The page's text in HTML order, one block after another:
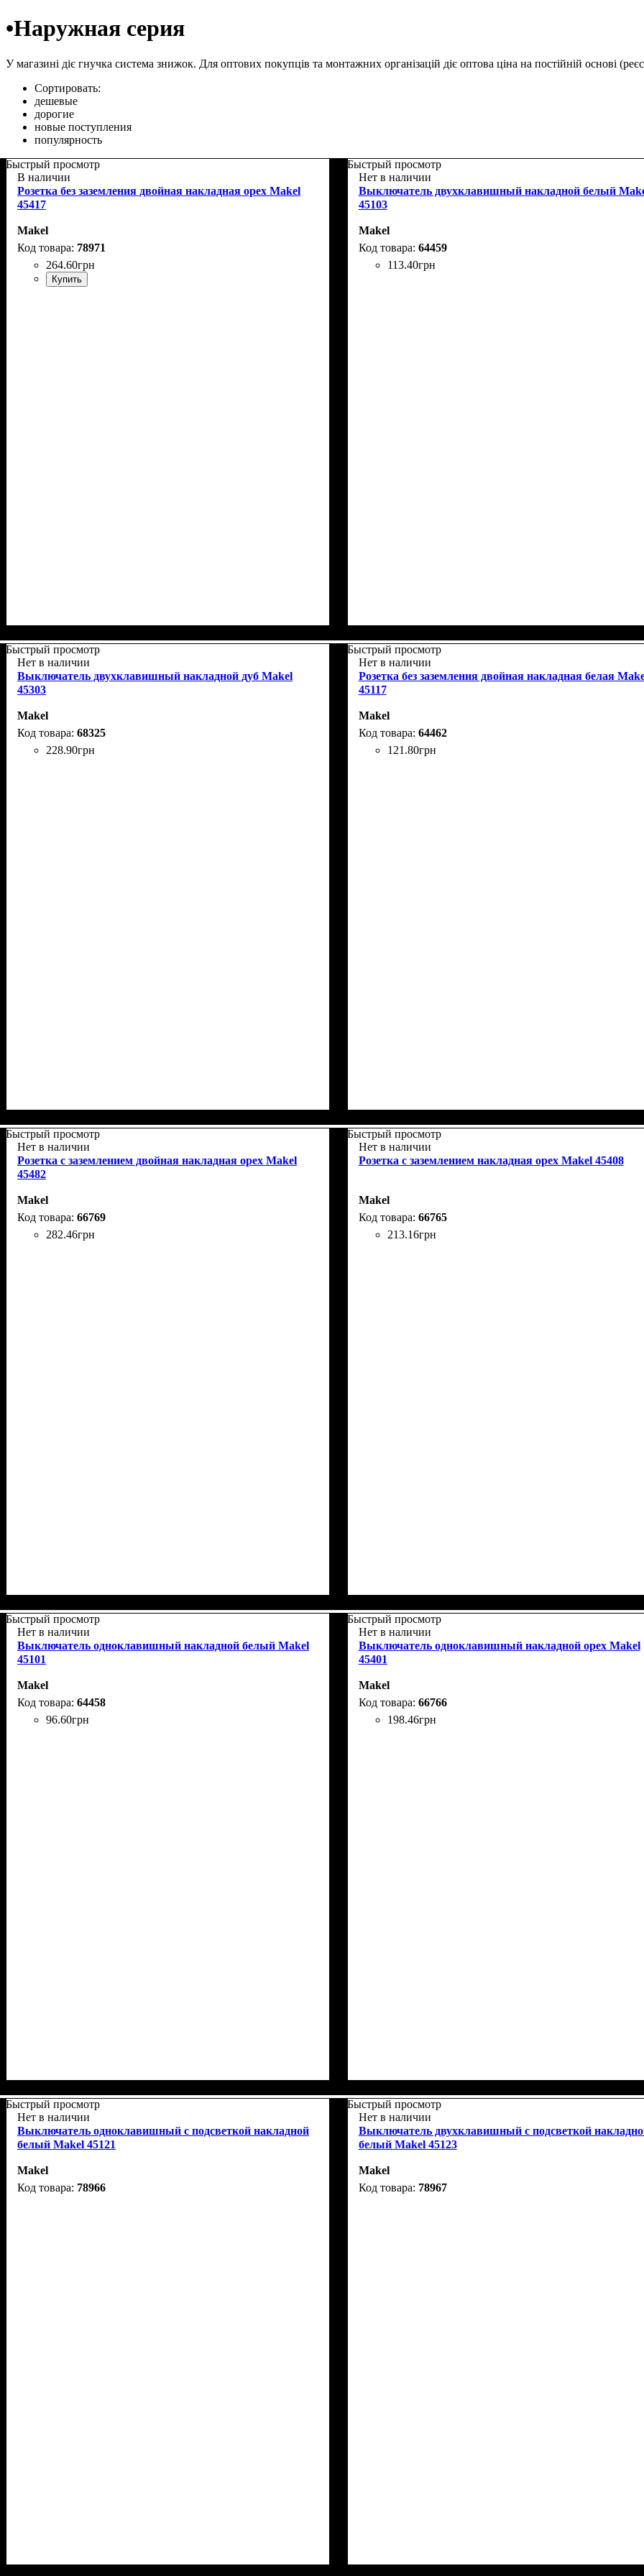
•Наружная серия
У магазині діє гнучка система знижок. Для оптових покупців та монтажних організацій діє оптова ціна на постійній основі
Сортировать:
дешевые
дорогие
новые поступления
популярность
Быстрый просмотр
В наличии
Розетка без заземления двойная накладная орех Makel
45417
Makel
78971
264.60грн
Купить
Быстрый просмотр
Нет в наличии
Выключатель двухклавишный накладной белый
45103
Makel
64459
113.40грн
Быстрый просмотр
Нет в наличии
Выключатель двухклавишный накладной дуб Makel
45303
Makel
68325
228.90грн
Быстрый просмотр
Нет в наличии
Розетка без заземления двойная накладная белая
45117
Makel
64462
121 .80грн
Быстрый просмотр
Нет в наличии
Розетка с заземлением двойная накладная орех Makel
45482
Makel
66769
282.46грн
Быстрый просмотр
Нет в наличии
Розетка с заземлением накладная орех Makel 45408
Makel
66765
213.16грн
Быстрый просмотр
Нет в наличии
Выключатель одноклавишный накладной белый Makel
45101
Makel
64458
96.60грн
Быстрый просмотр
Нет в наличии
Выключатель одноклавишный накладной орех Makel
45401
Makel
66766
198.46грн
Быстрый просмотр
Нет в наличии
Выключатель одноклавишный с подсветкой накладной
белый Makel 45121
Makel
78966
Быстрый просмотр
Нет в наличии
Выключатель двухклавишный с подсветкой
белый Makel 45123
Makel
78967